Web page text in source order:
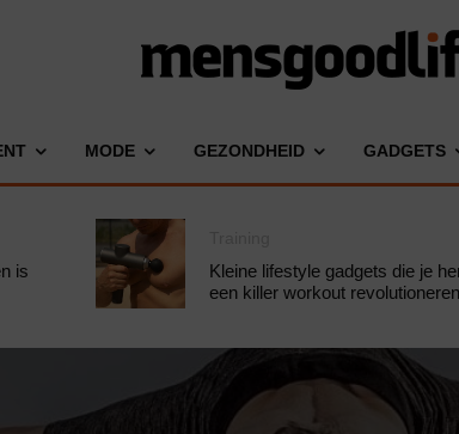
MODE GEZONDHEID GADGETS
is
Kleine lifestyle gadgets die je
een killer workout revolutioneren